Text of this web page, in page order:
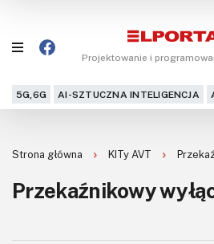
Projektowanie i
5G,6G AI-SZTUCZNA INTELIGENCJA
Strona główna KITy AVT
Przekaźnikowy